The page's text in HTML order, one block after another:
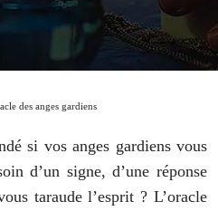
des anges gardiens
si vos anges gardiens vous
d’un signe, d’une réponse
taraude l’esprit ? L’oracle